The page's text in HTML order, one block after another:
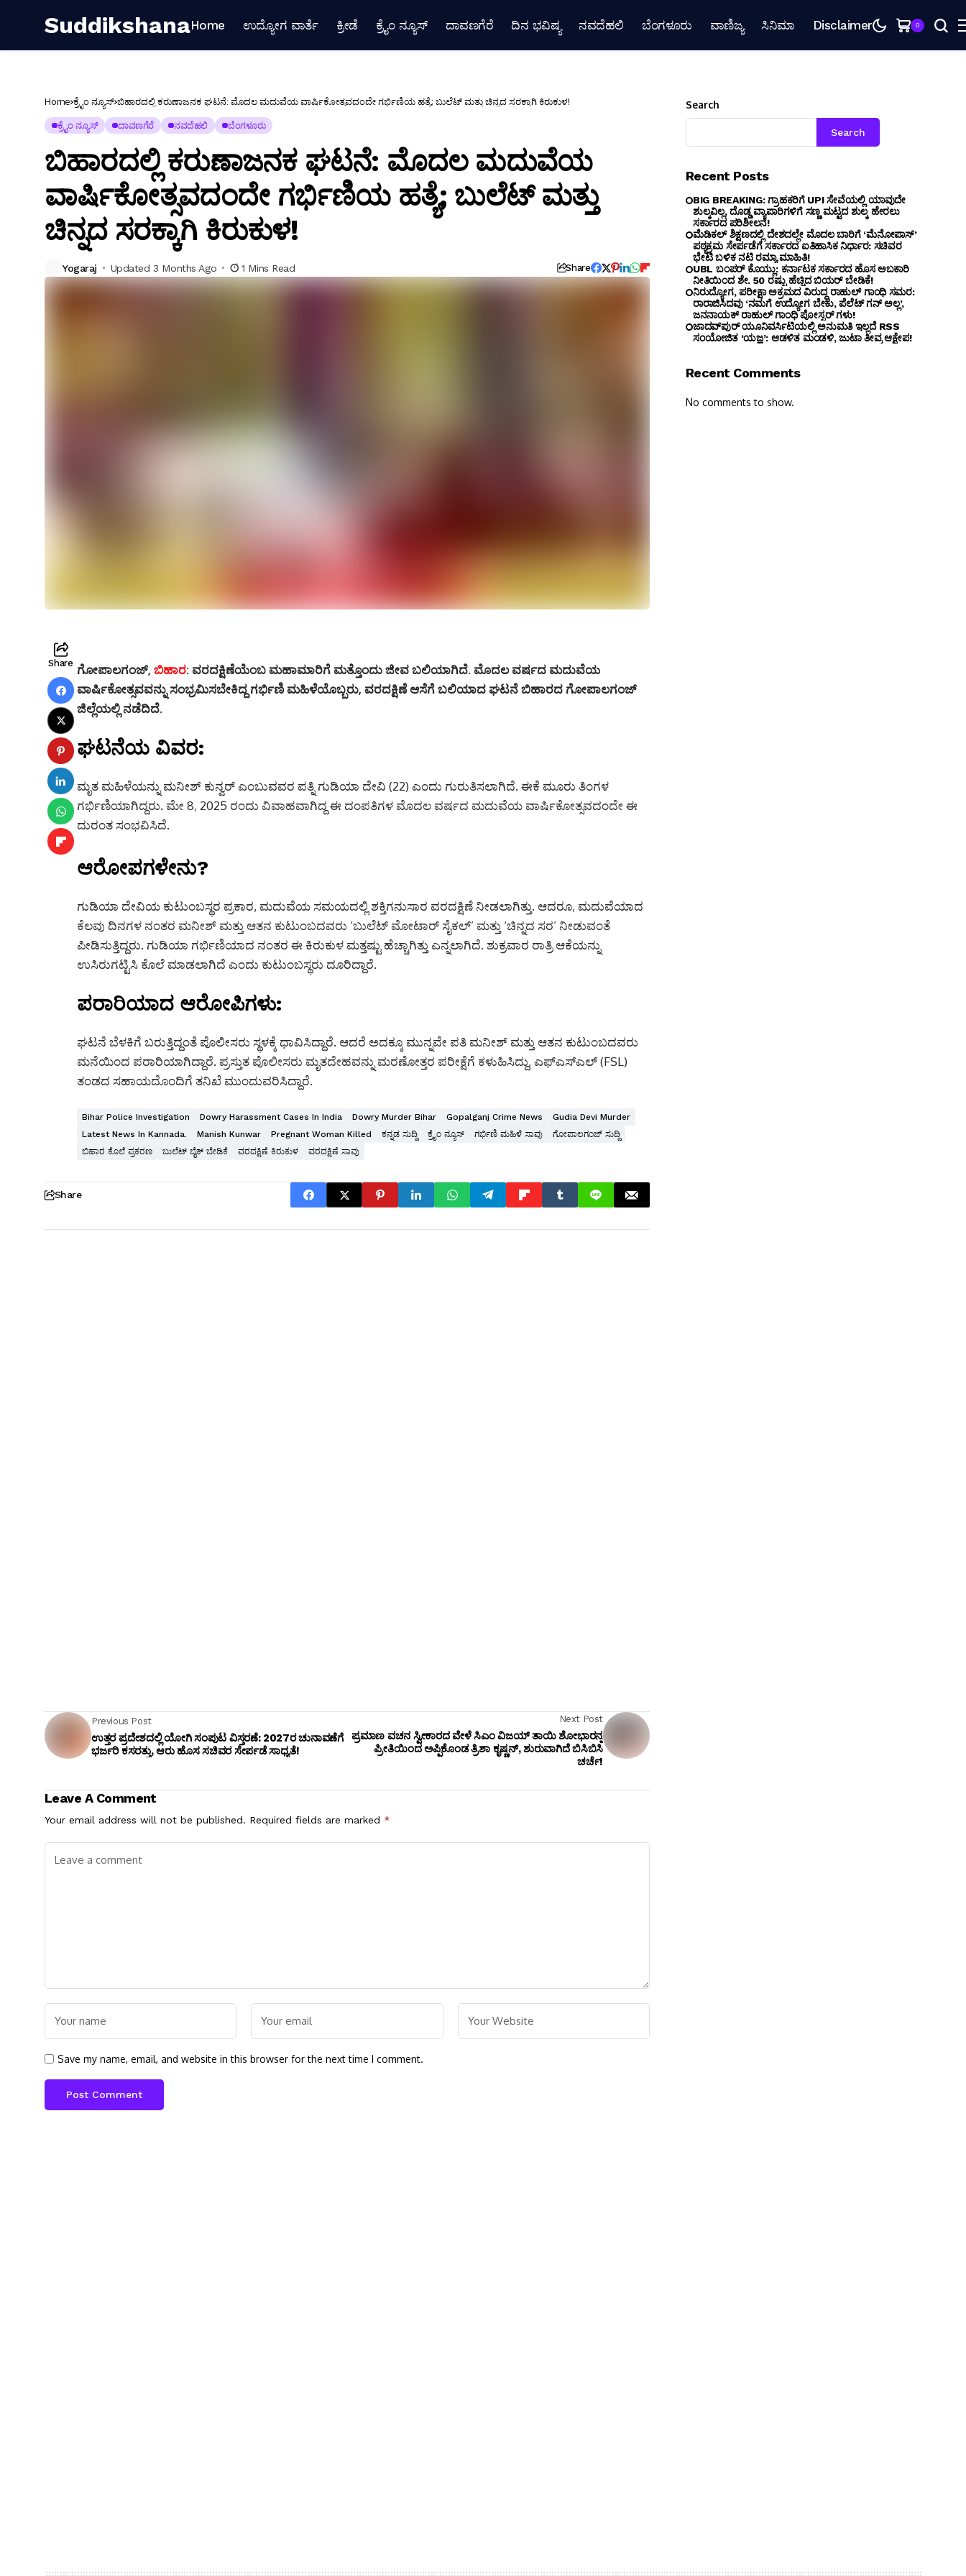
SuddikshanaHome ಉದ್ಯೋಗ ವಾರ್ತೆ ಕ್ರೀಡೆ ಕ್ರೈಂ ನ್ಯೂಸ್ ದಾವಣಗೆರೆ ದಿನ ಭವಿಷ್ಯ ನವದೆಹಲಿ ಬೆಂಗಳೂರು ವಾಣಿಜ್ಯ ಸಿನಿಮಾ Disclaimer 0
Home ಕ್ರೈಂ ನ್ಯೂಸ್ ಬಿಹಾರದಲ್ಲಿ ಕರುಣಾಜನಕ ಘಟನೆ: ಮೊದಲ ಮದುವೆಯ ವಾರ್ಷಿಕೋತ್ಸವದಂದೇ ಗರ್ಭಿಣಿಯ ಹತ್ಯೆ; ಬುಲೆಟ್ ಮತ್ತು ಚಿನ್ನದ ಸರಕ್ಕಾಗಿ ಕಿರುಕುಳ!
ಕ್ರೈಂ ನ್ಯೂಸ್ ದಾವಣಗೆರೆ ನವದೆಹಲಿ ಬೆಂಗಳೂರು
ಬಿಹಾರದಲ್ಲಿ ಕರುಣಾಜನಕ ಘಟನೆ: ಮೊದಲ ಮದುವೆಯ
ವಾರ್ಷಿಕೋತ್ಸವದಂದೇ ಗರ್ಭಿಣಿಯ ಹತ್ಯೆ; ಬುಲೆಟ್ ಮತ್ತು
ಚಿನ್ನದ ಸರಕ್ಕಾಗಿ ಕಿರುಕುಳ!
Yogaraj Updated 3 Months Ago 1 Mins Read Share
Share ಗೋಪಾಲಗಂಜ್, ಬಿಹಾರ: ವರದಕ್ಷಿಣೆಯೆಂಬ ಮಹಾಮಾರಿಗೆ ಮತ್ತೊಂದು ಜೀವ ಬಲಿಯಾಗಿದೆ. ಮೊದಲ ವರ್ಷದ ಮದುವೆಯ
ವಾರ್ಷಿಕೋತ್ಸವವನ್ನು ಸಂಭ್ರಮಿಸಬೇಕಿದ್ದ ಗರ್ಭಿಣಿ ಮಹಿಳೆಯೊಬ್ಬರು, ವರದಕ್ಷಿಣೆ ಆಸೆಗೆ ಬಲಿಯಾದ ಘಟನೆ ಬಿಹಾರದ ಗೋಪಾಲಗಂಜ್
ಜಿಲ್ಲೆಯಲ್ಲಿ ನಡೆದಿದೆ.
ಘಟನೆಯ ವಿವರ:
ಮೃತ ಮಹಿಳೆಯನ್ನು ಮನೀಶ್ ಕುನ್ವರ್ ಎಂಬುವವರ ಪತ್ನಿ ಗುಡಿಯಾ ದೇವಿ (22) ಎಂದು ಗುರುತಿಸಲಾಗಿದೆ. ಈಕೆ ಮೂರು ತಿಂಗಳ
ಗರ್ಭಿಣಿಯಾಗಿದ್ದರು. ಮೇ 8, 2025 ರಂದು ವಿವಾಹವಾಗಿದ್ದ ಈ ದಂಪತಿಗಳ ಮೊದಲ ವರ್ಷದ ಮದುವೆಯ ವಾರ್ಷಿಕೋತ್ಸವದಂದೇ ಈ
ದುರಂತ ಸಂಭವಿಸಿದೆ.
ಆರೋಪಗಳೇನು?
ಗುಡಿಯಾ ದೇವಿಯ ಕುಟುಂಬಸ್ಥರ ಪ್ರಕಾರ, ಮದುವೆಯ ಸಮಯದಲ್ಲಿ ಶಕ್ತಿಗನುಸಾರ ವರದಕ್ಷಿಣೆ ನೀಡಲಾಗಿತ್ತು. ಆದರೂ, ಮದುವೆಯಾದ
ಕೆಲವು ದಿನಗಳ ನಂತರ ಮನೀಶ್ ಮತ್ತು ಆತನ ಕುಟುಂಬದವರು ‘ಬುಲೆಟ್ ಮೋಟಾರ್ ಸೈಕಲ್’ ಮತ್ತು ‘ಚಿನ್ನದ ಸರ’ ನೀಡುವಂತೆ
ಪೀಡಿಸುತ್ತಿದ್ದರು. ಗುಡಿಯಾ ಗರ್ಭಿಣಿಯಾದ ನಂತರ ಈ ಕಿರುಕುಳ ಮತ್ತಷ್ಟು ಹೆಚ್ಚಾಗಿತ್ತು ಎನ್ನಲಾಗಿದೆ. ಶುಕ್ರವಾರ ರಾತ್ರಿ ಆಕೆಯನ್ನು
ಉಸಿರುಗಟ್ಟಿಸಿ ಕೊಲೆ ಮಾಡಲಾಗಿದೆ ಎಂದು ಕುಟುಂಬಸ್ಥರು ದೂರಿದ್ದಾರೆ.
ಪರಾರಿಯಾದ ಆರೋಪಿಗಳು:
ಘಟನೆ ಬೆಳಕಿಗೆ ಬರುತ್ತಿದ್ದಂತೆ ಪೊಲೀಸರು ಸ್ಥಳಕ್ಕೆ ಧಾವಿಸಿದ್ದಾರೆ. ಆದರೆ ಅದಕ್ಕೂ ಮುನ್ನವೇ ಪತಿ ಮನೀಶ್ ಮತ್ತು ಆತನ ಕುಟುಂಬದವರು
ಮನೆಯಿಂದ ಪರಾರಿಯಾಗಿದ್ದಾರೆ. ಪ್ರಸ್ತುತ ಪೊಲೀಸರು ಮೃತದೇಹವನ್ನು ಮರಣೋತ್ತರ ಪರೀಕ್ಷೆಗೆ ಕಳುಹಿಸಿದ್ದು, ಎಫ್‌ಎಸ್‌ಎಲ್ (FSL)
ತಂಡದ ಸಹಾಯದೊಂದಿಗೆ ತನಿಖೆ ಮುಂದುವರಿಸಿದ್ದಾರೆ.
Bihar Police Investigation Dowry Harassment Cases In India Dowry Murder Bihar Gopalganj Crime News
Gudia Devi Murder
Latest News In Kannada.
Manish Kunwar Pregnant Woman Killed ಕನ್ನಡ ಸುದ್ದಿ ಕ್ರೈಂ ನ್ಯೂಸ್ ಗರ್ಭಿಣಿ ಮಹಿಳೆ ಸಾವು
ಗೋಪಾಲಗಂಜ್ ಸುದ್ದಿ
ಬಿಹಾರ ಕೊಲೆ ಪ್ರಕರಣ
ಬುಲೆಟ್ ಬೈಕ್ ಬೇಡಿಕೆ ವರದಕ್ಷಿಣೆ ಕಿರುಕುಳ ವರದಕ್ಷಿಣೆ ಸಾವು
Share
Previous Post
ಉತ್ತರ ಪ್ರದೇಶದಲ್ಲಿ ಯೋಗಿ ಸಂಪುಟ ವಿಸ್ತರಣೆ: 2027ರ ಚುನಾವಣೆಗೆ
ಭರ್ಜರಿ ಕಸರತ್ತು, ಆರು ಹೊಸ ಸಚಿವರ ಸೇರ್ಪಡೆ ಸಾಧ್ಯತೆ!
Next Post
ಪ್ರಮಾಣ ವಚನ ಸ್ವೀಕಾರದ ವೇಳೆ ಸಿಎಂ ವಿಜಯ್ ತಾಯಿ ಶೋಭಾರನ್ನ
ಪ್ರೀತಿಯಿಂದ ಅಪ್ಪಿಕೊಂಡ ತ್ರಿಶಾ ಕೃಷ್ಣನ್, ಶುರುವಾಗಿದೆ ಬಿಸಿಬಿಸಿ
ಚರ್ಚೆ!
Leave A Comment
Your email address will not be published. Required fields are marked *
Save my name, email, and website in this browser for the next time I comment.
Search
Search
Recent Posts
BIG BREAKING: ಗ್ರಾಹಕರಿಗೆ UPI ಸೇವೆಯಲ್ಲಿ ಯಾವುದೇ
ಶುಲ್ಕವಿಲ್ಲ, ದೊಡ್ಡ ವ್ಯಾಪಾರಿಗಳಿಗೆ ಸಣ್ಣ ಮಟ್ಟದ ಶುಲ್ಕ ಹೇರಲು
ಸರ್ಕಾರದ ಪರಿಶೀಲನೆ!
ಮೆಡಿಕಲ್ ಶಿಕ್ಷಣದಲ್ಲಿ ದೇಶದಲ್ಲೇ ಮೊದಲ ಬಾರಿಗೆ ‘ಮೆನೋಪಾಸ್’
ಪಠ್ಯಕ್ರಮ ಸೇರ್ಪಡೆಗೆ ಸರ್ಕಾರದ ಐತಿಹಾಸಿಕ ನಿರ್ಧಾರ: ಸಚಿವರ
ಭೇಟಿ ಬಳಿಕ ನಟಿ ರಮ್ಯಾ ಮಾಹಿತಿ!
UBL ಬಂಪರ್ ಕೊಯ್ಲು: ಕರ್ನಾಟಕ ಸರ್ಕಾರದ ಹೊಸ ಅಬಕಾರಿ
ನೀತಿಯಿಂದ ಶೇ. 50 ರಷ್ಟು ಹೆಚ್ಚಿದ ಬಿಯರ್ ಬೇಡಿಕೆ!
ನಿರುದ್ಯೋಗ, ಪರೀಕ್ಷಾ ಅಕ್ರಮದ ವಿರುದ್ಧ ರಾಹುಲ್ ಗಾಂಧಿ ಸಮರ:
ರಾರಾಜಿಸಿದವು ‘ನಮಗೆ ಉದ್ಯೋಗ ಬೇಕು, ಪೆಲೆಟ್ ಗನ್ ಅಲ್ಲ’,
ಜನನಾಯಕ್ ರಾಹುಲ್ ಗಾಂಧಿ ಪೋಸ್ಟರ್ ಗಳು!
ಜಾದವ್‌ಪುರ್ ಯೂನಿವರ್ಸಿಟಿಯಲ್ಲಿ ಅನುಮತಿ ಇಲ್ಲದೆ RSS
ಸಂಯೋಜಿತ ‘ಯಜ್ಞ’: ಆಡಳಿತ ಮಂಡಳಿ, ಜುಟಾ ತೀವ್ರ ಆಕ್ಷೇಪ!
Recent Comments
No comments to show.